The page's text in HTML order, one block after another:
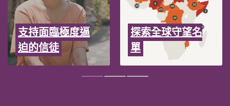
支持面臨極度逼
迫的信徒
探索全球守望名
單